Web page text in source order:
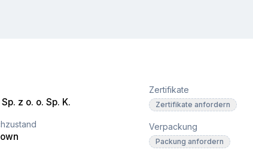
z o. o. Sp. K.
Zertifikate
Zertifikate anfordern
Verpackung
Packung anfordern